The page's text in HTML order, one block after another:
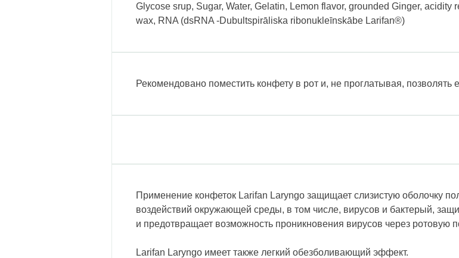
Glycose srup, Sugar, Water, Gelatin, Lemon flavor, grounded Ginger,
wax, RNA (dsRNA -Dubultspirāliska ribonukleīnskābe Larifan®)
Рекомендовано поместить конфету в рот и, не проглатывая, позволять
Применение конфеток Larifan Laryngo защищает слизистую оболочку
воздействий окружающей среды, в том числе, вирусов и бактерый,
и предотвращает возможность проникновения вирусов через ротовую
Larifan Laryngo имеет также легкий обезболивающий эффект.